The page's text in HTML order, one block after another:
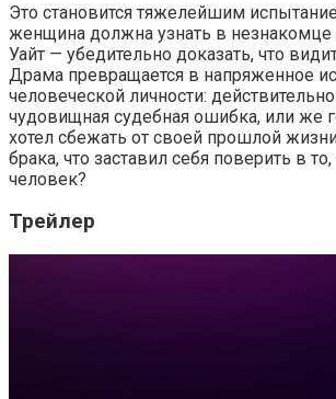
Это становится тяжелейшим
женщина должна узнать в незнакомце
Уайт — убедительно доказать, что
Драма превращается в напряженное
человеческой личности:
чудовищная судебная ошибка, или же
хотел сбежать от своей прошлой
брака, что заставил себя поверить в
человек?
Трейлер